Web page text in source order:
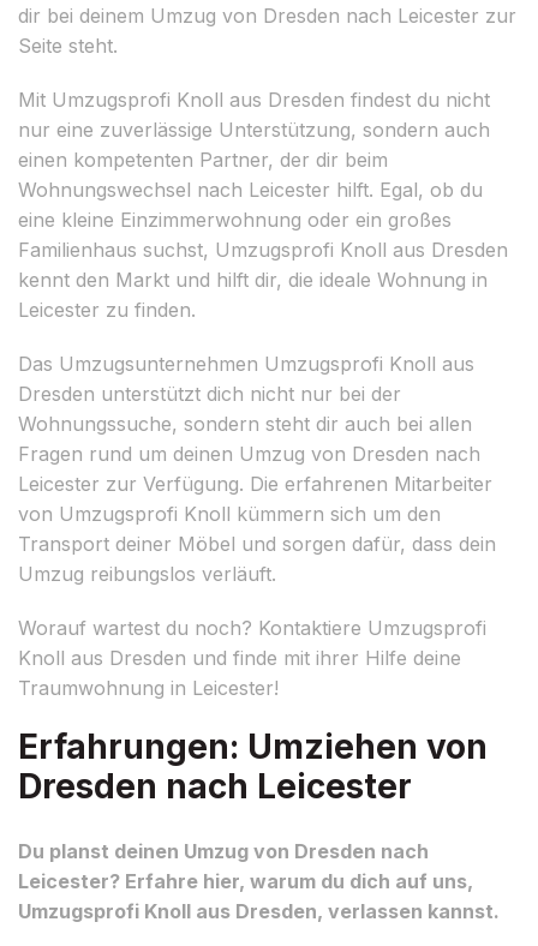
dir bei deinem Umzug von Dresden nach Leicester zur
Seite steht.
Mit Umzugsprofi Knoll aus Dresden findest du nicht
nur eine zuverlässige Unterstützung, sondern auch
einen kompetenten Partner, der dir beim
Wohnungswechsel nach Leicester hilft. Egal, ob du
eine kleine Einzimmerwohnung oder ein großes
Familienhaus suchst, Umzugsprofi Knoll aus Dresden
kennt den Markt und hilft dir, die ideale Wohnung in
Leicester zu finden.
Das Umzugsunternehmen Umzugsprofi Knoll aus
Dresden unterstützt dich nicht nur bei der
Wohnungssuche, sondern steht dir auch bei allen
Fragen rund um deinen Umzug von Dresden nach
Leicester zur Verfügung. Die erfahrenen Mitarbeiter
von Umzugsprofi Knoll kümmern sich um den
Transport deiner Möbel und sorgen dafür, dass dein
Umzug reibungslos verläuft.
Worauf wartest du noch? Kontaktiere Umzugsprofi
Knoll aus Dresden und finde mit ihrer Hilfe deine
Traumwohnung in Leicester!
Erfahrungen: Umziehen von
Dresden nach Leicester
Du planst deinen Umzug von Dresden nach
Leicester? Erfahre hier, warum du dich auf uns,
Umzugsprofi Knoll aus Dresden, verlassen kannst.